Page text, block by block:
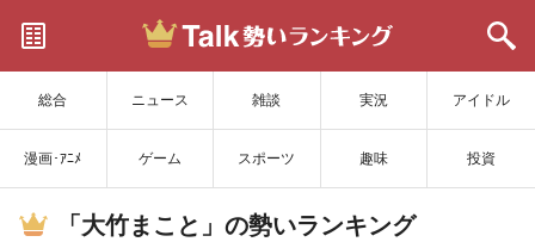
総合 ニュース 雑談 実況 アイドル
漫画･ｱﾆﾒ ゲーム スポーツ 趣味 投資
サイトを更新
「大竹まこと」の勢いランキング